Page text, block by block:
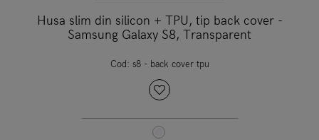
Husa slim din silicon + TPU, tip back cover -
Samsung Galaxy S8, Transparent
Cod: s8 - back cover tpu